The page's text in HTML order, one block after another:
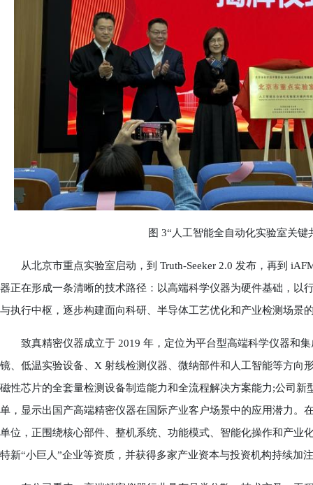
图 3“人工智能全自动化实验室关键
从北京市重点实验室启动，到 Truth-Seeker 2.0 发布，再到
器正在形成一条清晰的技术路径：以高端科学仪器为硬件基础，以
与执行中枢，逐步构建面向科研、半导体工艺优化和产业检测场景
致真精密仪器成立于 2019 年，定位为平台型高端科学仪器和集
镜、低温实验设备、X 射线检测仪器、微纳部件和人工智能等方向
磁性芯片的全套量检测设备制造能力和全流程解决方案能力;公司
单，显示出国产高端精密仪器在国际产业客户场景中的应用潜力。
单位，正围绕核心部件、整机系统、功能模式、智能化操作和产业
特新“小巨人”企业等资质，并获得多家产业资本与投资机构持续加